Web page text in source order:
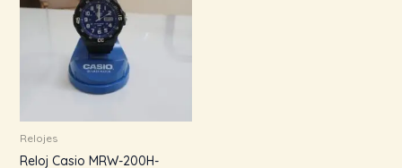
Relojes
Reloj Casio MRW-200H-